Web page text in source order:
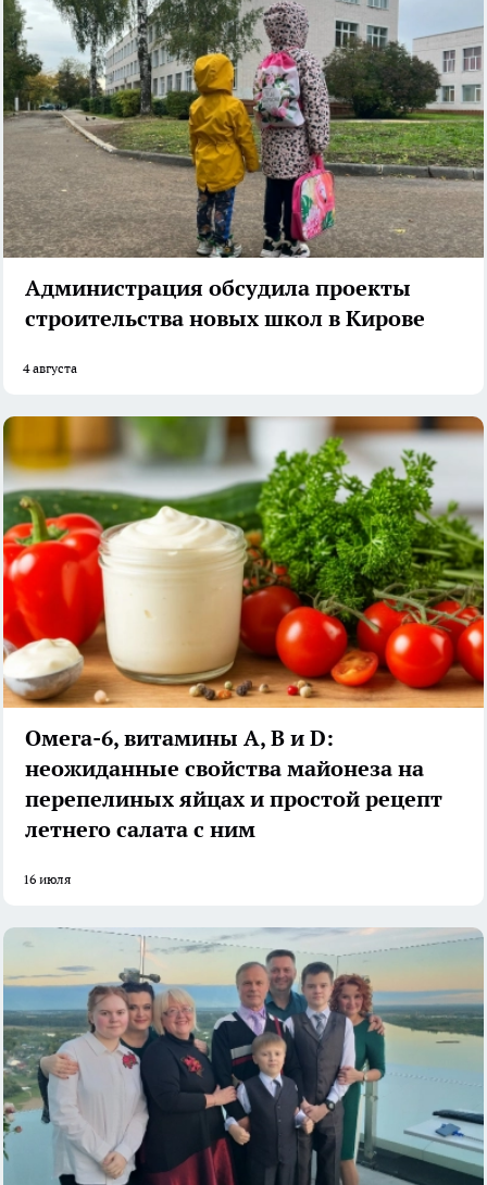
Администрация обсудила проекты
строительства новых школ в Кирове
4 августа
Омега-6, витамины А, В и D:
неожиданные свойства майонеза на
перепелиных яйцах и простой рецепт
летнего салата с ним
16 июля